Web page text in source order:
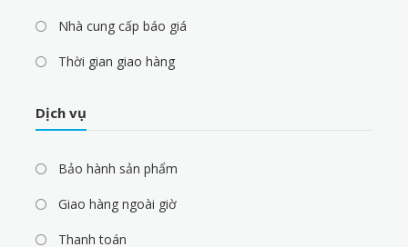
Nhà cung cấp báo giá
Thời gian giao hàng
Dịch vụ
Bảo hành sản phẩm
Giao hàng ngoài giờ
Thanh toán